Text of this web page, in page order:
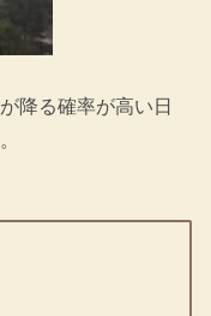
降る確率が高い日